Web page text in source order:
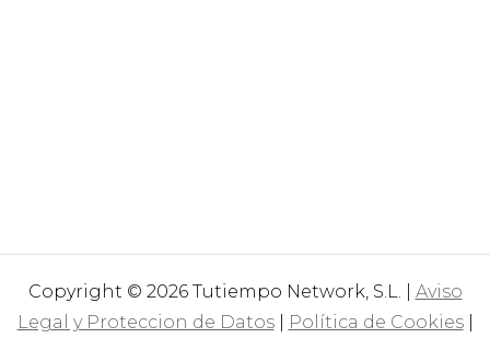
Copyright © 2026 Tutiempo Network, S.L. | Aviso
Legal y Proteccion de Datos| Política de Cookies|